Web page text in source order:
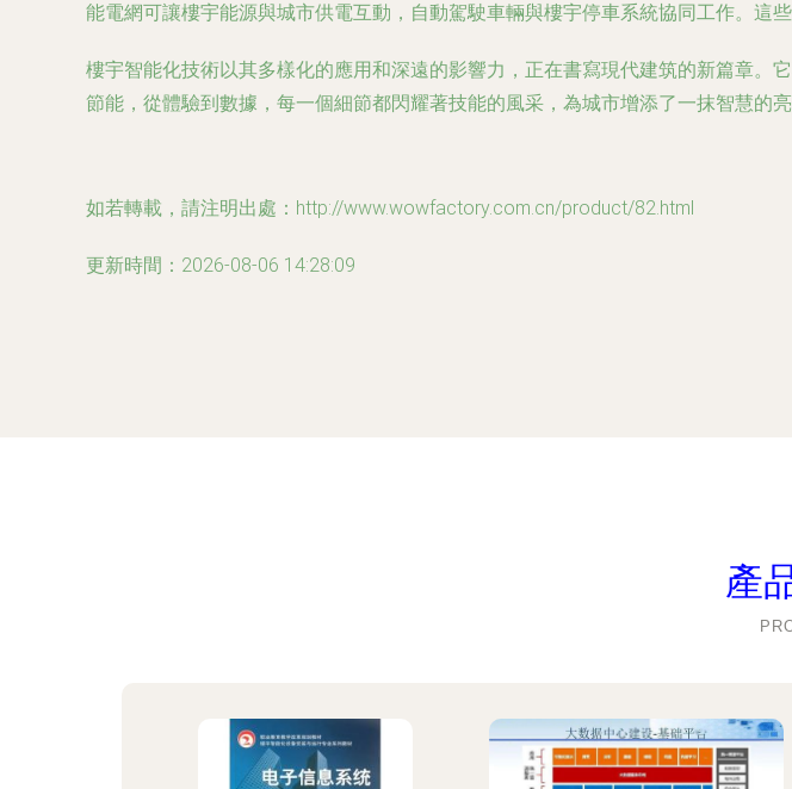
能電網可讓樓宇能源與城市供電互動，自動駕駛車輛與樓宇停車系統協同工作。這
樓宇智能化技術以其多樣化的應用和深遠的影響力，正在書寫現代建筑的新篇章
節能，從體驗到數據，每一個細節都閃耀著技能的風采，為城市增添了一抹智慧的亮
如若轉載，請注明出處：http://www.wowfactory.com.cn/product/82.html
更新時間：2026-08-06 14:28:09
產